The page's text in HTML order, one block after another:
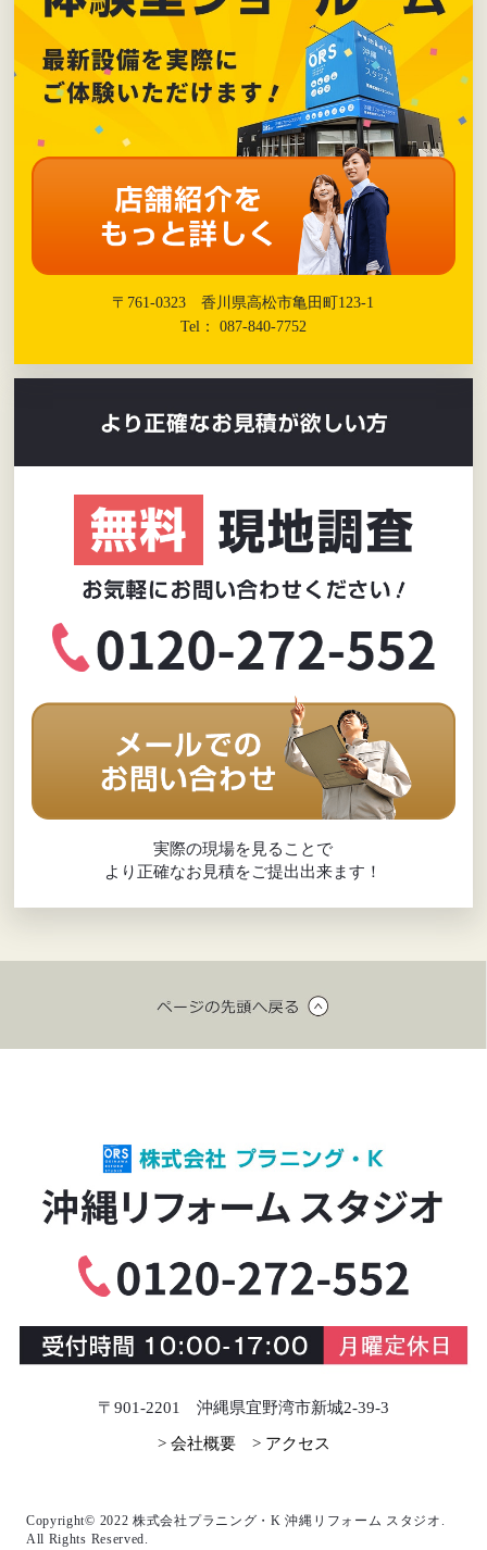
〒761-0323 香川県高松市亀田町123-1
Tel： 087-840-7752
実際の現場を見ることで
より正確なお見積をご提出出来ます！
〒901-2201 沖縄県宜野湾市新城2-39-3
> 会社概要 > アクセス
Copyright© 2022 株式会社プラニング・K 沖縄リフォーム スタジオ.
All Rights Reserved.